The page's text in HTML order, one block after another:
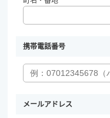
携帯電話番号
メールアドレス